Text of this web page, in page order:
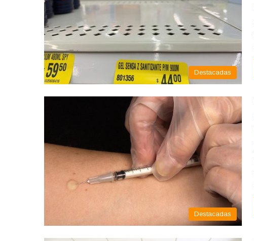
Destacadas
Destacadas